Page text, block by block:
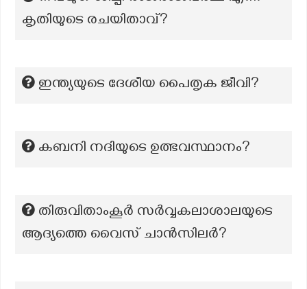
കൃതിയുടെ രചയിതാവ്?
ഇന്ത്യയുടെ ദേശീയ പൈതൃക ജീവി?
കബനി നദിയുടെ ഉത്ഭവസ്ഥാനം?
തിരുവിതാംകൂർ സർവ്വകലാശാലയുടെ
ആദ്യത്തെ വൈസ് ചാൻസിലർ?